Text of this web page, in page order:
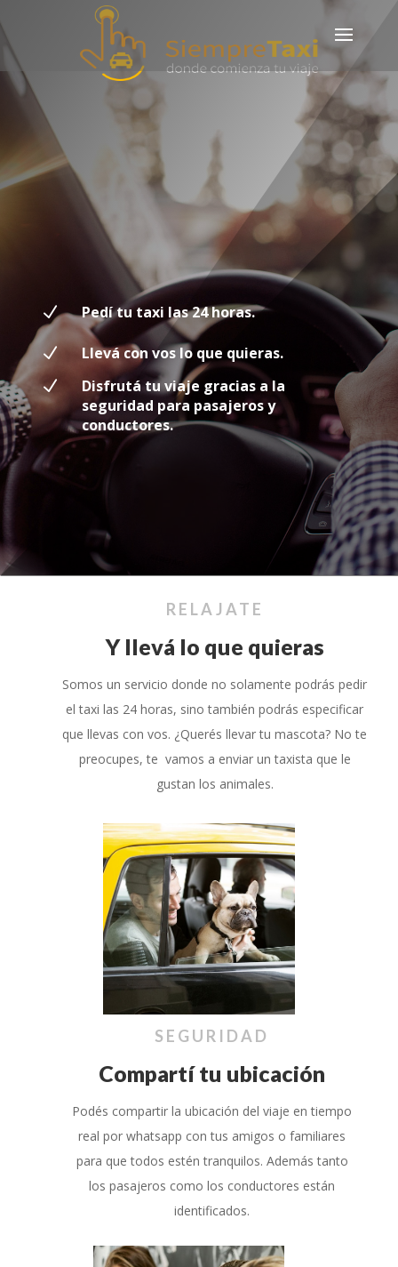
N Pedí tu taxi las 24 horas.
N
Llevá con vos lo que quieras.
N
Disfrutá tu viaje gracias a la
seguridad para pasajeros y
conductores.
RELAJATE
Y llevá lo que quieras
Somos un servicio donde no solamente podrás pedir
el taxi las 24 horas, sino también podrás especificar
que llevas con vos. ¿Querés llevar tu mascota? No te
preocupes, te vamos a enviar un taxista que le
gustan los animales.
SEGURIDAD
Compartí tu ubicación
Podés compartir la ubicación del viaje en tiempo
real por whatsapp con tus amigos o familiares
para que todos estén tranquilos. Además tanto
los pasajeros como los conductores están
identificados.